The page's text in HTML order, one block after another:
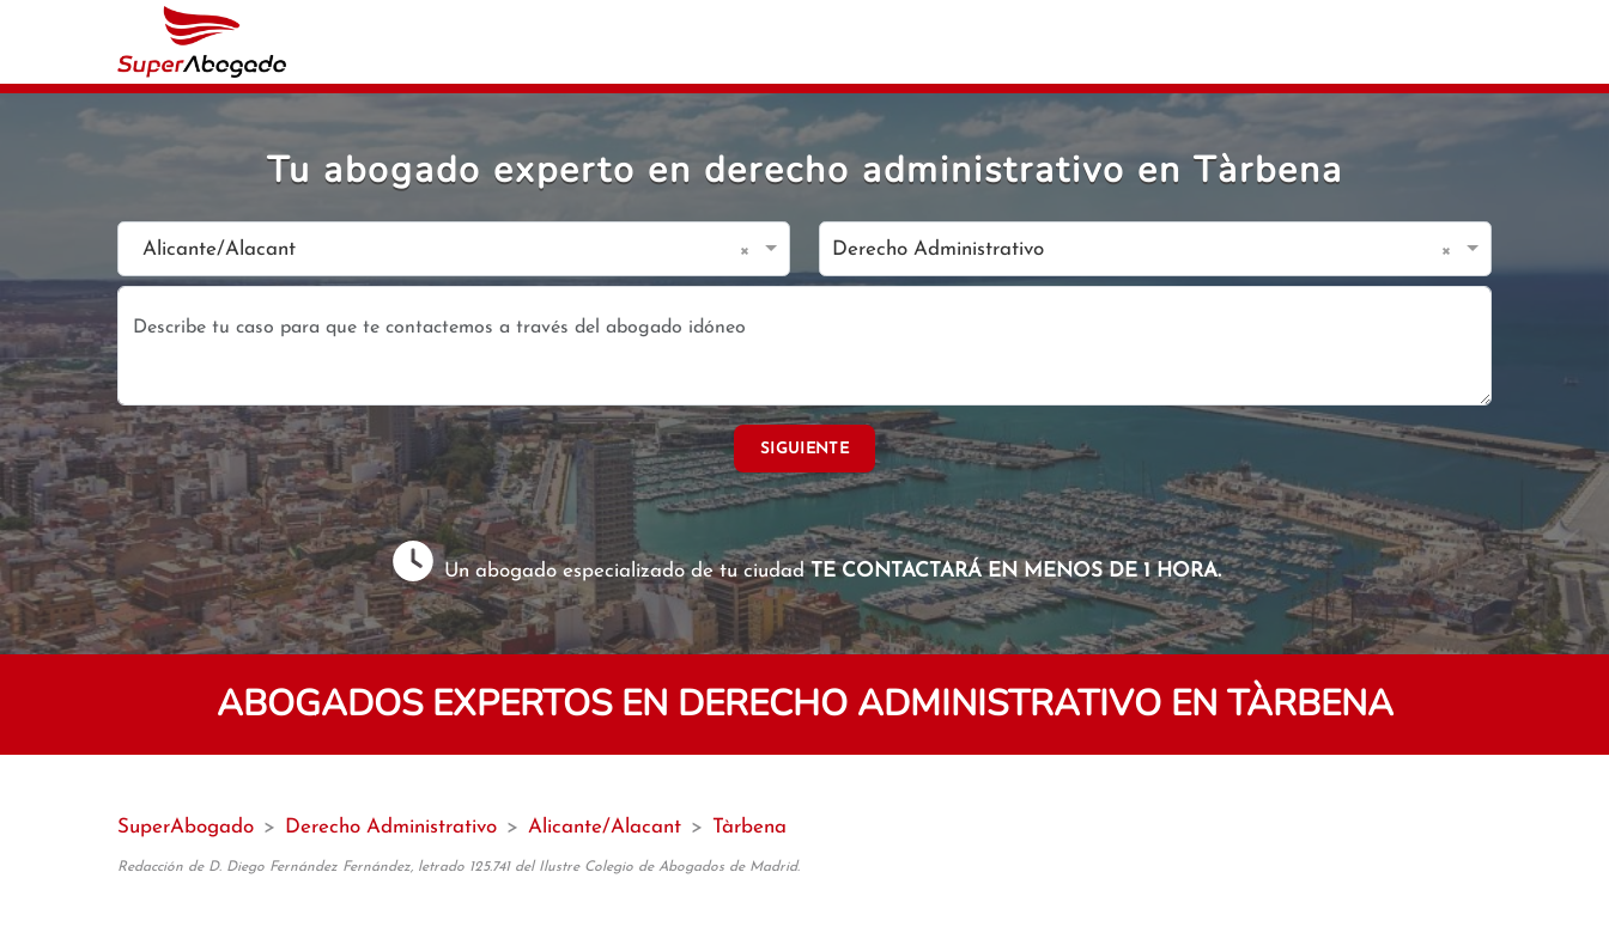
Tu abogado experto en derecho administrativo en Tàrbena
Alicante/Alacant × Derecho Administrativo ×
SIGUIENTE
Un abogado especializado de tu ciudadTE CONTACTARÁ EN MENOS DE 1 HORA.
ABOGADOS EXPERTOS EN DERECHO ADMINISTRATIVO EN TÀRBENA
SuperAbogado > Derecho Administrativo > Alicante/Alacant > Tàrbena
Redacción de D. Diego Fernández Fernández, letrado 125.741 del Ilustre Colegio de Abogados de Madrid.